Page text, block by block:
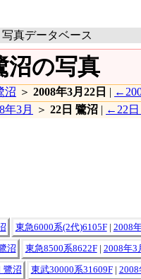
写真データベース
沼の写真
沼 ＞ 2008年3月22日 |
年3月 ＞ 22日 鷺沼 | ←22
東急6000系(2代)6105F| 2008
沼 東急8500系8622F| 2008年3
鷺沼 東武30000系31609F| 2008